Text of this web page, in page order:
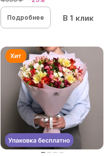
Подробнее В 1 клик